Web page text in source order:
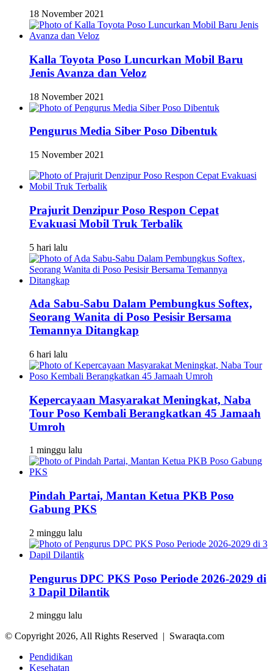
18 November 2021
Kalla Toyota Poso Luncurkan Mobil Baru
Jenis Avanza dan Veloz
18 November 2021
Pengurus Media Siber Poso Dibentuk
15 November 2021
Prajurit Denzipur Poso Respon Cepat
Evakuasi Mobil Truk Terbalik
5 hari lalu
Ada Sabu-Sabu Dalam Pembungkus Softex,
Seorang Wanita di Poso Pesisir Bersama
Temannya Ditangkap
6 hari lalu
Kepercayaan Masyarakat Meningkat, Naba
Tour Poso Kembali Berangkatkan 45 Jamaah
Umroh
1 minggu lalu
Pindah Partai, Mantan Ketua PKB Poso
Gabung PKS
2 minggu lalu
Pengurus DPC PKS Poso Periode 2026-2029 di
3 Dapil Dilantik
2 minggu lalu
© Copyright 2026, All Rights Reserved | Swaraqta.com
Pendidikan
Kesehatan